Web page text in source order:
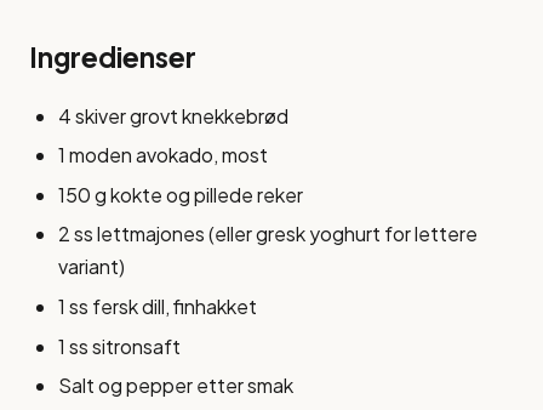
Ingredienser
4 skiver grovt knekkebrød
1 moden avokado, most
150 g kokte og pillede reker
2 ss lettmajones (eller gresk yoghurt for lettere
variant)
1 ss fersk dill, finhakket
1 ss sitronsaft
Salt og pepper etter smak